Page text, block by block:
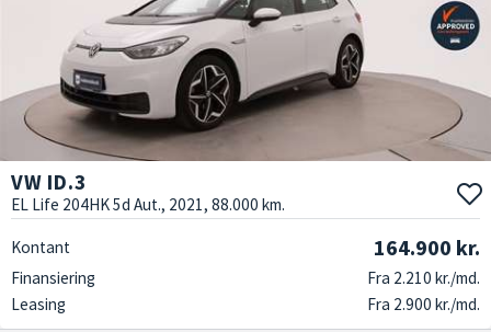
VW ID.3
EL Life 204HK 5d Aut., 2021, 88.000 km.
Kontant 164.900 kr.
Finansiering
Fra 2.210 kr./md.
Leasing
Fra 2.900 kr./md.